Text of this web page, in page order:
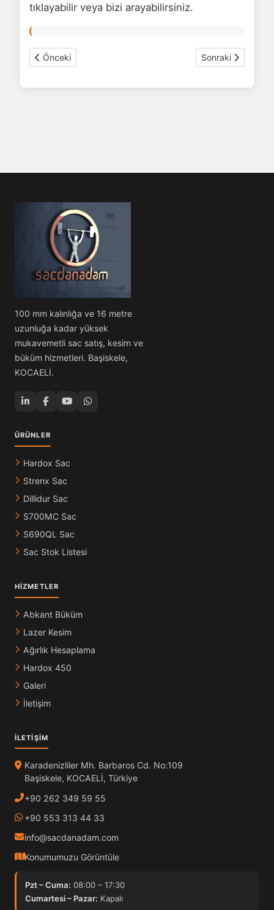
tıklayabilir veya bizi arayabilirsiniz.
Önceki makale: Strenx 700 E sac 15mm 2500x12000
Önceki Sonraki makale:
Sonraki
100 mm kalınlığa ve 16 metre
uzunluğa kadar yüksek
mukavemetli sac satış, kesim ve
büküm hizmetleri. Başiskele,
KOCAELİ.
ÜRÜNLER
Hardox Sac
Strenx Sac
Dillidur Sac
S700MC Sac
S690QL Sac
Sac Stok Listesi
HIZMETLER
Abkant Büküm
Lazer Kesim
Ağırlık Hesaplama
Hardox 450
Galeri
İletişim
İLETIŞIM
Karadenizliler Mh. Barbaros Cd. No:109
Başiskele, KOCAELİ, Türkiye
+90 262 349 59 55
+90 553 313 44 33
info@sacdanadam.com
Konumumuzu Görüntüle
Pzt – Cuma: 08:00 – 17:30
Cumartesi – Pazar: Kapalı